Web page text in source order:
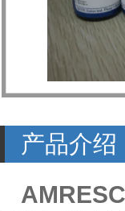
产品介绍